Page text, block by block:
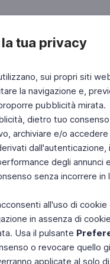
tua privacy
sui propri siti
la navigazione e,
pubblicità mirata.
dietro tuo
archiviare e/o
degli
senza incorrere
all'uso di
in assenza di
Usa il pulsante
o revocare quello
applicate al solo